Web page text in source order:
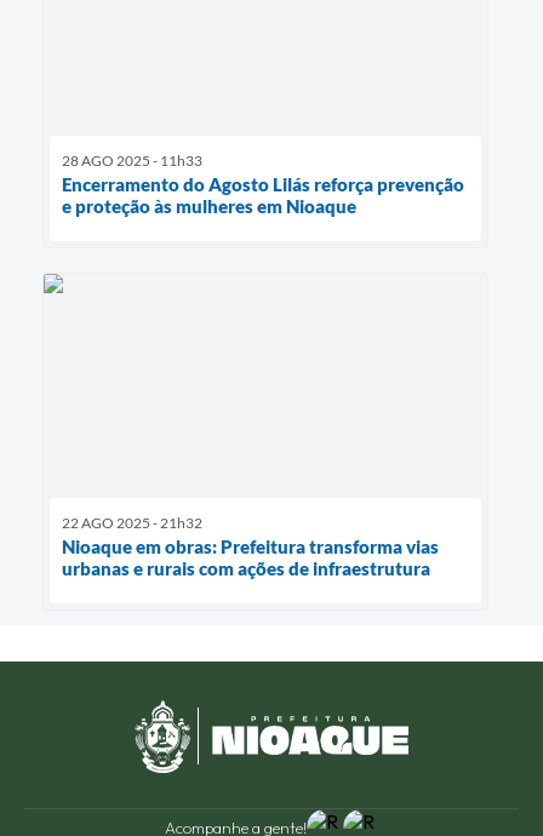
28 AGO 2025 - 11h33
Encerramento do Agosto Lilás reforça prevenção
e proteção às mulheres em Nioaque
22 AGO 2025 - 21h32
Nioaque em obras: Prefeitura transforma vias
urbanas e rurais com ações de infraestrutura
Acompanhe a gente!